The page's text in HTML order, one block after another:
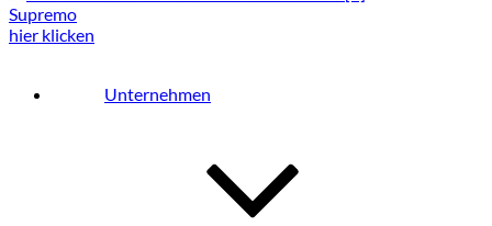
Supremo
hier klicken
Unternehmen